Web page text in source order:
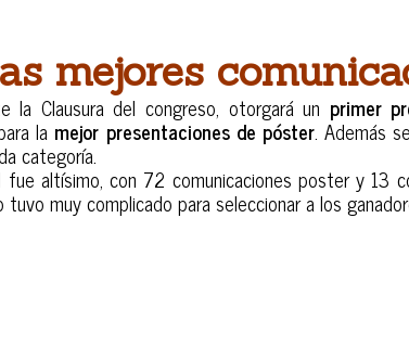
mejores
la Clausura del congreso, otorgará un primer
la mejor presentaciones de póster. Además
categoría.
altísimo, con 72 comunicaciones poster y 13
muy complicado para seleccionar a los